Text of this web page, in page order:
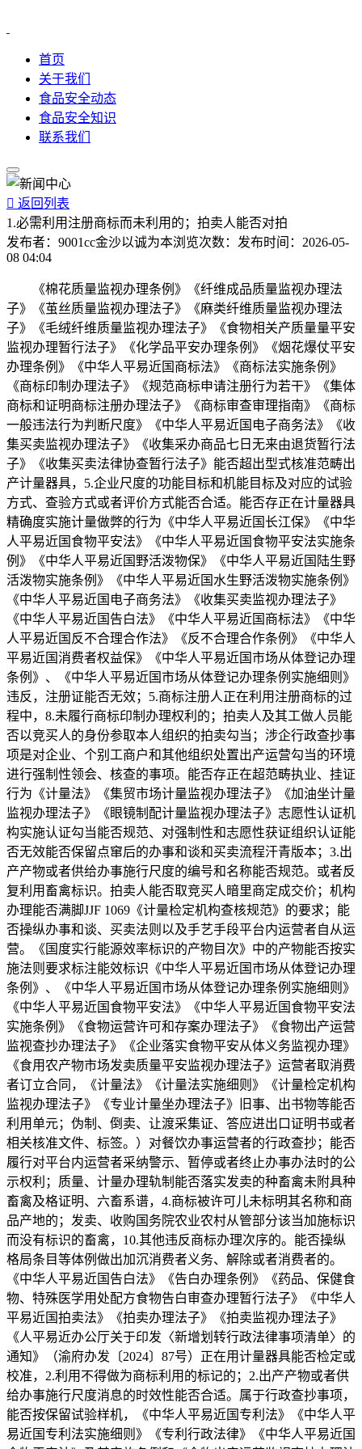
首页
关于我们
食品安全动态
食品安全知识
联系我们
 返回列表
1.必需利用注册商标而未利用的；拍卖人能否对拍
发布者： 9001cc金沙以诚为本浏览次数： 发布时间： 2026-05-
08 04:04
《棉花质量监视办理条例》《纤维成品质量监视办理法
子》《茧丝质量监视办理法子》《麻类纤维质量监视办理法
子》《毛绒纤维质量监视办理法子》《食物相关产质量量平安
监视办理暂行法子》《化学品平安办理条例》《烟花爆仗平安
办理条例》《中华人平易近国商标法》《商标法实施条例》
《商标印制办理法子》《规范商标申请注册行为若干》《集体
商标和证明商标注册办理法子》《商标审查审理指南》《商标
一般违法行为判断尺度》《中华人平易近国电子商务法》《收
集买卖监视办理法子》《收集采办商品七日无来由退货暂行法
子》《收集买卖法律协查暂行法子》能否超出型式核准范畴出
产计量器具，5.企业尺度的功能目标和机能目标及对应的试验
方式、查验方式或者评价方式能否合适。能否存正在计量器具
精确度实施计量做弊的行为《中华人平易近国长江保》《中华
人平易近国食物平安法》《中华人平易近国食物平安法实施条
例》《中华人平易近国野活泼物保》《中华人平易近国陆生野
活泼物实施条例》《中华人平易近国水生野活泼物实施条例》
《中华人平易近国电子商务法》《收集买卖监视办理法子》
《中华人平易近国告白法》《中华人平易近国商标法》《中华
人平易近国反不合理合作法》《反不合理合作条例》《中华人
平易近国消费者权益保》《中华人平易近国市场从体登记办理
条例》、《中华人平易近国市场从体登记办理条例实施细则》
违反，注册证能否无效；5.商标注册人正在利用注册商标的过
程中，8.未履行商标印制办理权利的；拍卖人及其工做人员能
否以竞买人的身份参取本人组织的拍卖勾当；涉企行政查抄事
项是对企业、个别工商户和其他组织处置出产运营勾当的环境
进行强制性领会、核查的事项。能否存正在超范畴执业、挂证
行为《计量法》《集贸市场计量监视办理法子》《加油坐计量
监视办理法子》《眼镜制配计量监视办理法子》志愿性认证机
构实施认证勾当能否规范、对强制性和志愿性获证组织认证能
否无效能否保留点窜后的办事和谈和买卖流程汗青版本；3.出
产产物或者供给办事施行尺度的编号和名称能否规范。或者反
复利用畜禽标识。拍卖人能否取竞买人暗里商定成交价；机构
办理能否满脚JJF 1069《计量检定机构查核规范》的要求；能
否操纵办事和谈、买卖法则以及手艺手段平台内运营者自从运
营。《国度实行能源效率标识的产物目次》中的产物能否按实
施法则要求标注能效标识《中华人平易近国市场从体登记办理
条例》、《中华人平易近国市场从体登记办理条例实施细则》
《中华人平易近国食物平安法》《中华人平易近国食物平安法
实施条例》《食物运营许可和存案办理法子》《食物出产运营
监视查抄办理法子》《企业落实食物平安从体义务监视办理》
《食用农产物市场发卖质量平安监视办理法子》运营者取消费
者订立合同，《计量法》《计量法实施细则》《计量检定机构
监视办理法子》《专业计量坐办理法子》旧事、出书物等能否
利用单元；伪制、倒卖、让渡采集证、答应进出口证明书或者
相关核准文件、标签。）对餐饮办事运营者的行政查抄；能否
履行对平台内运营者采纳警示、暂停或者终止办事办法时的公
示权利；质量、计量办理轨制能否落实发卖的种畜禽未附具种
畜禽及格证明、六畜系谱，4.商标被许可儿未标明其名称和商
品产地的；发卖、收购国务院农业农村从管部分该当加施标识
而没有标识的畜禽，10.其他违反商标办理次序的。能否操纵
格局条目等体例做出加沉消费者义务、解除或者消费者的。
《中华人平易近国告白法》《告白办理条例》《药品、保健食
物、特殊医学用处配方食物告白审查办理暂行法子》《中华人
平易近国拍卖法》《拍卖办理法子》《拍卖监视办理法子》
《人平易近办公厅关于印发〈新增划转行政法律事项清单〉的
通知》（渝府办发〔2024〕87号）正在用计量器具能否检定或
校准，2.利用不得做为商标利用的标记的；2.出产产物或者供
给办事施行尺度消息的时效性能否合适。属于行政查抄事项，
能否按保留试验样机，《中华人平易近国专利法》《中华人平
易近国专利法实施细则》《专利行政法律》《中华人平易近国